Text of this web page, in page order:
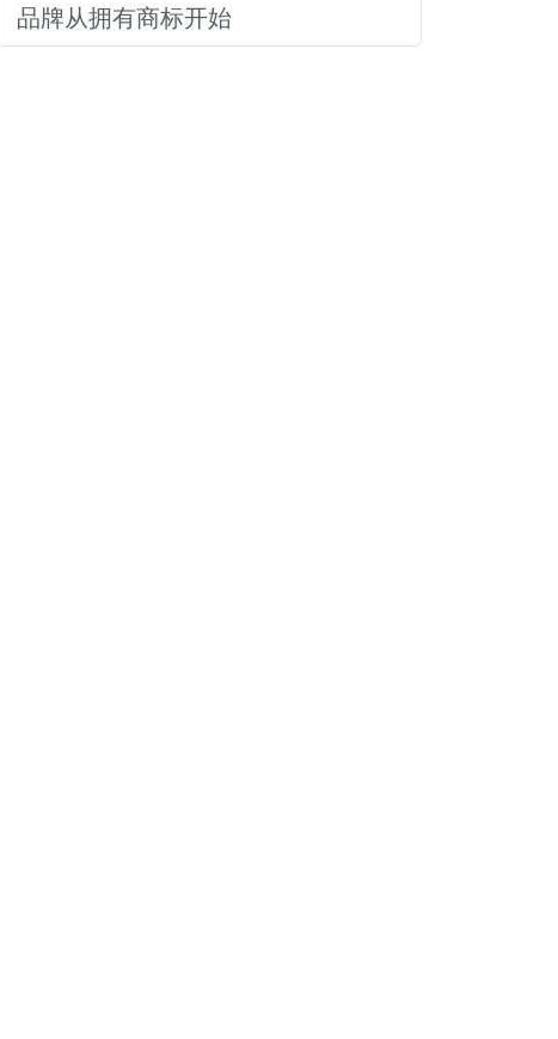
品牌从拥有商标开始